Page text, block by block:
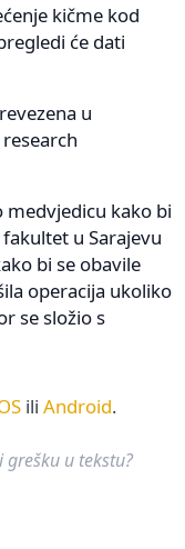
kičme kod
će dati
u
medvjedicu kako bi
u Sarajevu
bi se obavile
operacija ukoliko
se složio s
ili Android.
u tekstu?